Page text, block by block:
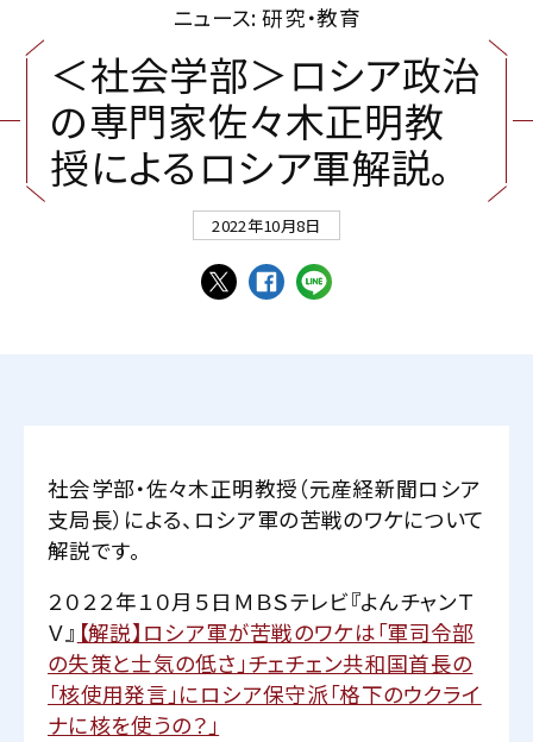
ニュース: 研究・教育
＜社会学部＞ロシア政治
の専門家佐々木正明教
授によるロシア軍解説。
2022年10月8日
社会学部・佐々木正明教授（元産経新聞ロシア
支局長）による、ロシア軍の苦戦のワケについて
解説です。
２０２２年１０月５日ＭＢＳテレビ『よんチャンＴ
Ｖ』 【解説】ロシア軍が苦戦のワケは「軍司令部
の失策と士気の低さ」チェチェン共和国首長の
「核使用発言」にロシア保守派「格下のウクライ
ナに核を使うの？」